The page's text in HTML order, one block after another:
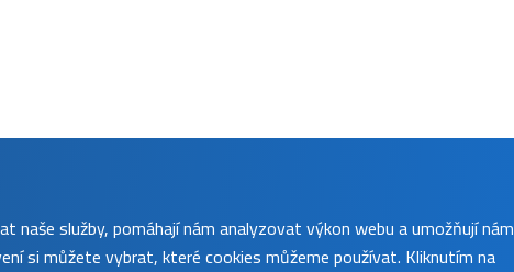
naše služby, pomáhají nám analyzovat výkon webu a umožňují nám
si můžete vybrat, které cookies můžeme používat. Kliknutím na